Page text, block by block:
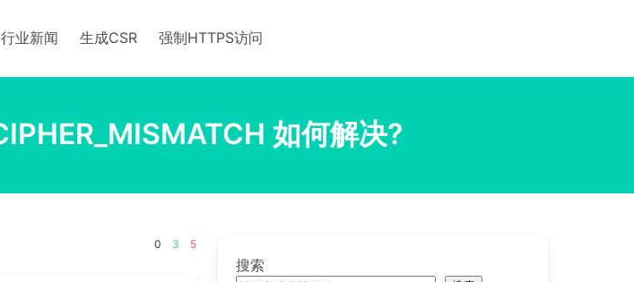
行业新闻 生成CSR 强制HTTPS访问
如何解决?
0 3 5
搜索